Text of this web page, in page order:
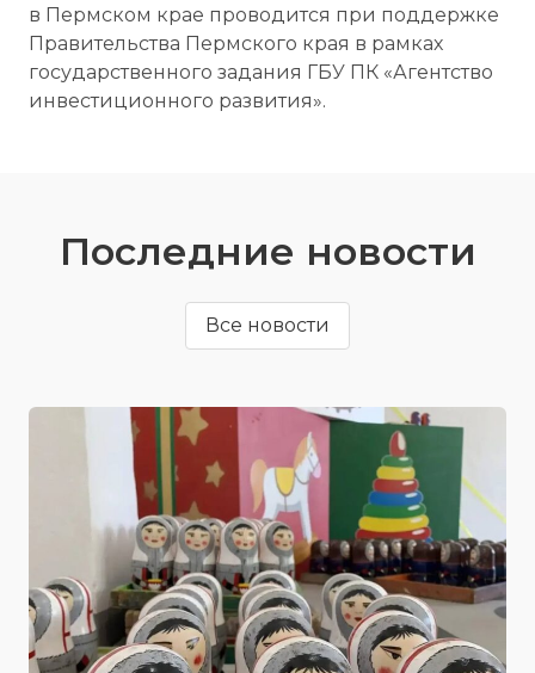
в Пермском крае проводится при поддержке
Правительства Пермского края в рамках
государственного задания ГБУ ПК «Агентство
инвестиционного развития».
Последние новости
Все новости